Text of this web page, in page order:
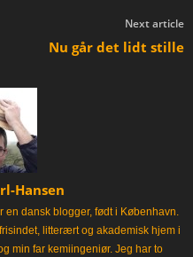
Next article
Nu går det lidt stille
Hansen
en dansk blogger, født i København.
litterært og akademisk hjem i
min far kemiingeniør. Jeg har to